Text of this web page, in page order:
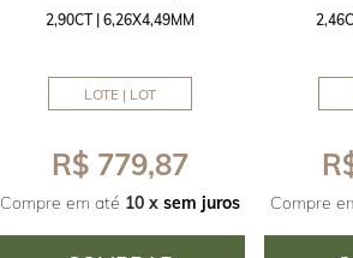
2,90CT | 6,26X4,49MM
LOTE | LOT
R$ 779,87
Compre em até 10 x sem juros Compre